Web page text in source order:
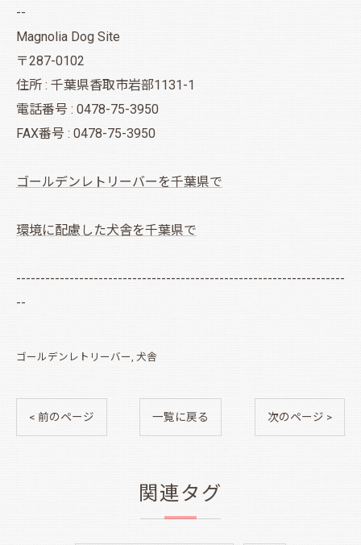
--
Magnolia Dog Site
〒287-0102
住所 : 千葉県香取市岩部1131-1
電話番号 : 0478-75-3950
FAX番号 : 0478-75-3950
ゴールデンレトリーバーを千葉県で
環境に配慮した犬舎を千葉県で
--------------------------------------------------------------------
--
ゴールデンレトリーバー 犬舎
< 前のページ 一覧に戻る 次のページ >
関連タグ